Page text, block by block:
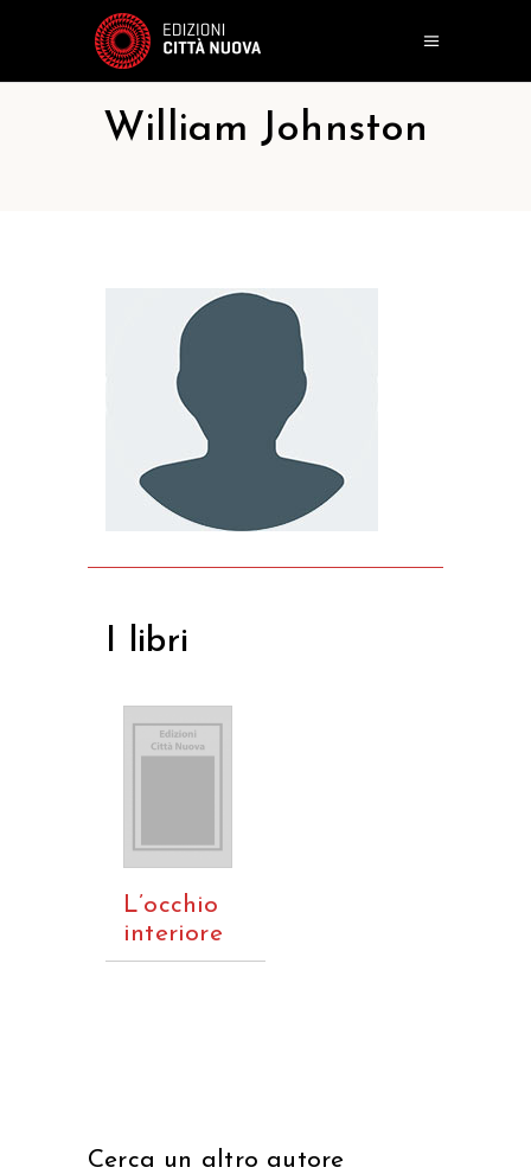
William Johnston
I libri
L’occhio
interiore
Cerca un altro autore